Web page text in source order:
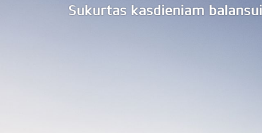
Sukurtas kasdieniam balansui